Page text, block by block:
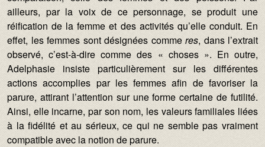
ailleurs, par la voix de ce personnage, se produit une
réification de la femme et des activités qu’elle conduit. En
effet, les femmes sont désignées comme res, dans l’extrait
observé, c’est-à-dire comme des « choses ». En outre,
Adelphasie insiste particulièrement sur les différentes
actions accomplies par les femmes afin de favoriser la
parure, attirant l’attention sur une forme certaine de futilité.
Ainsi, elle incarne, par son nom, les valeurs familiales liées
à la fidélité et au sérieux, ce qui ne semble pas vraiment
compatible avec la notion de parure.